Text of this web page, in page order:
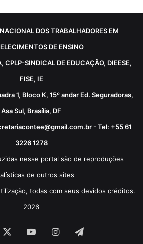
DOS TRABALHADORES EM
DE ENSINO
CPLP-SINDICAL DE EDUCAÇÃO, DIEESE,
FISE, IE
1, Bloco K, 15º andar Ed. Seguradoras,
Asa Sul, Brasília, DF
- Tel: +55 61
3226 1278
nesse portal são de reproduções
de outros sites
todas com seus devidos créditos.
2026
YouTubeInstagram